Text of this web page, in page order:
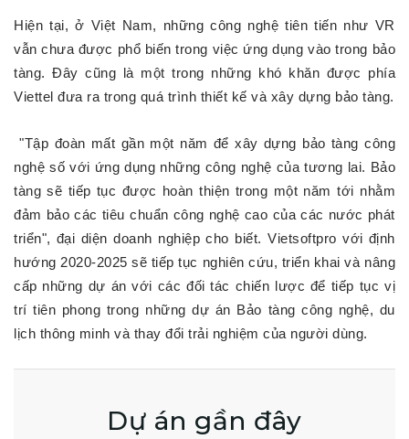
Hiện tại, ở Việt Nam, những công nghệ tiên tiến như VR
vẫn chưa được phổ biến trong việc ứng dụng vào trong bảo
tàng. Đây cũng là một trong những khó khăn được phía
Viettel đưa ra trong quá trình thiết kế và xây dựng bảo tàng.
"Tập đoàn mất gần một năm để xây dựng bảo tàng công
nghệ số với ứng dụng những công nghệ của tương lai. Bảo
tàng sẽ tiếp tục được hoàn thiện trong một năm tới nhằm
đảm bảo các tiêu chuẩn công nghệ cao của các nước phát
triển", đại diện doanh nghiệp cho biết. Vietsoftpro với định
hướng 2020-2025 sẽ tiếp tục nghiên cứu, triển khai và nâng
cấp những dự án với các đối tác chiến lược để tiếp tục vị
trí tiên phong trong những dự án Bảo tàng công nghệ, du
lịch thông minh và thay đổi trải nghiệm của người dùng.
Dự án gần đây